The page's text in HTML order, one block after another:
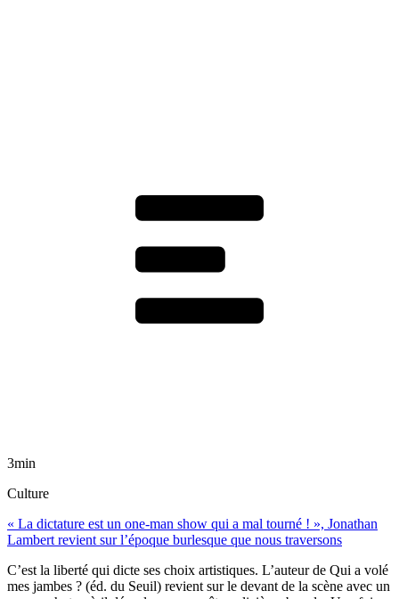
3min
Culture
« La dictature est un one-man show qui a mal tourné ! », Jonathan
Lambert revient sur l’époque burlesque que nous traversons
C’est la liberté qui dicte ses choix artistiques. L’auteur de Qui a volé
mes jambes ? (éd. du Seuil) revient sur le devant de la scène avec un